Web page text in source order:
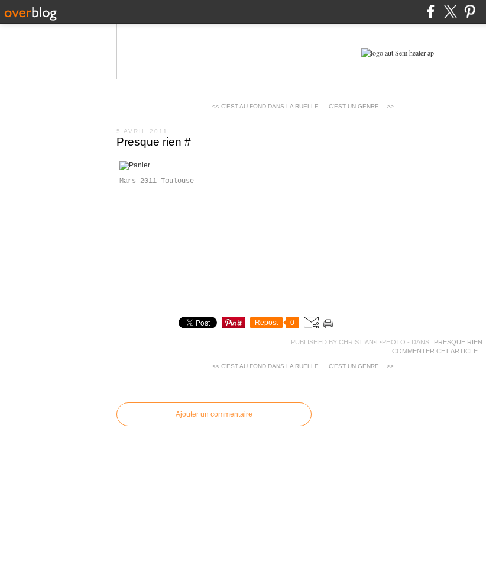
<< C'EST AU FOND DANS LA RUELLE… C'EST UN GENRE… >>
5 AVRIL 2011
Presque rien #
Mars 2011 Toulouse
Repost 0
PUBLISHED BY CHRISTIAN•L•PHOTO - DANS
PRESQUE RIEN…
COMMENTER CET ARTICLE
<< C'EST AU FOND DANS LA RUELLE… C'EST UN GENRE… >>
Ajouter un commentaire